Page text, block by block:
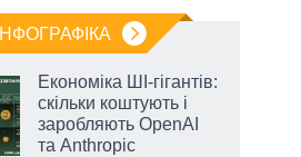
ІНФОГРАФІКА
Економіка ШІ-гігантів:
скільки коштують і
заробляють OpenAI
та Anthropic